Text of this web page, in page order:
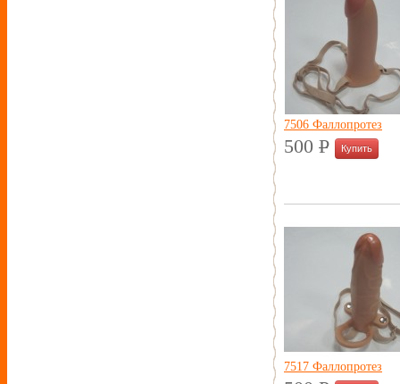
7506 Фаллопротез
500 P
УБ.
7517 Фаллопротез